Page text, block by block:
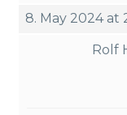
8. May 2024 at
Rolf